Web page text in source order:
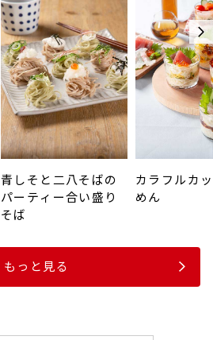
青しそと二八そばの
パーティー合い盛り
そば
カラフルカ
めん
もっと見る